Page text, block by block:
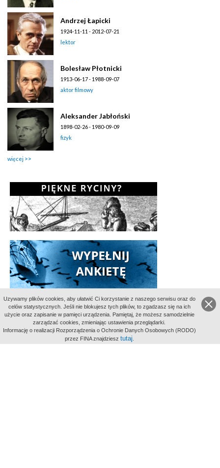
Andrzej Łapicki
1924-11-11 - 2012-07-21
lektor
Bolesław Płotnicki
1913-06-17 - 1988-09-07
aktor filmowy
Aleksander Jabłoński
1898-02-26 - 1980-09-09
fizyk
więcej
Uzywamy plików cookies, aby ułatwić Ci korzystanie z naszego serwisu oraz do
celów statystycznych. Jeśli nie blokujesz tych plików, to zgadzasz się na ich
użycie oraz zapisanie w pamięci urządzenia. Pamiętaj, że możesz samodzielnie
zarządzać cookies, zmieniając ustawienia przeglądarki.
Informację o realizacji Rozporządzenia o Ochronie Danych Osobowych (RODO)
przez FINA znajdziesz tutaj